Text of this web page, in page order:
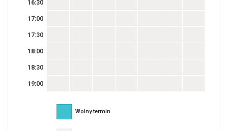
16:30
17:00
17:30
18:00
18:30
19:00
Wolny termin